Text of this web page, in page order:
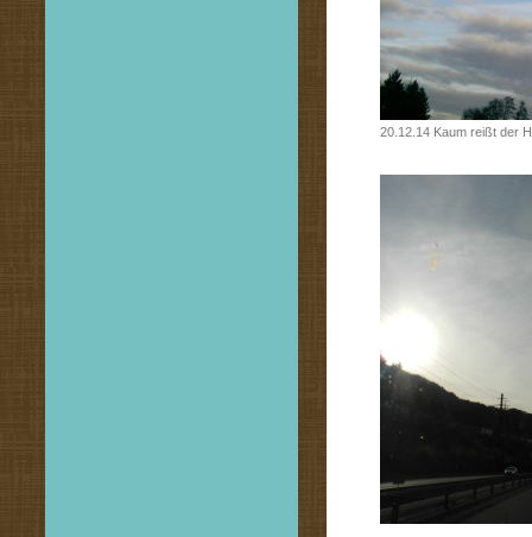
20.12.14 Kaum reißt der